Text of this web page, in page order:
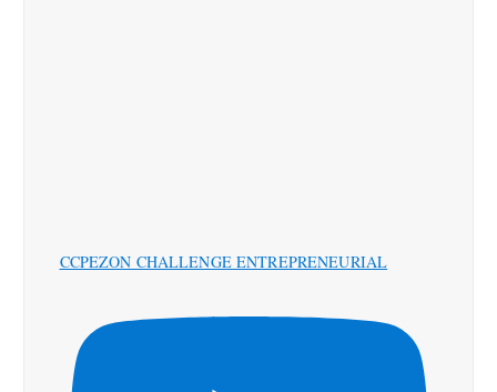
CCPEZON CHALLENGE ENTREPRENEURIAL